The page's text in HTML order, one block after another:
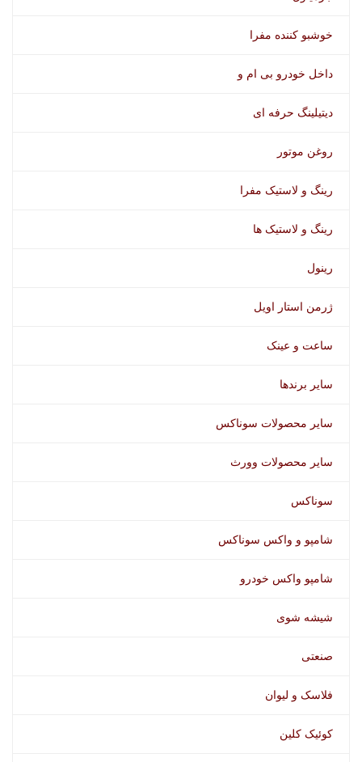
خوشبو کننده مفرا
داخل خودرو بی ام و
دیتیلینگ حرفه ای
روغن موتور
رینگ و لاستیک مفرا
رینگ و لاستیک ها
رینول
ژرمن استار اویل
ساعت و عینک
سایر برندها
سایر محصولات سوناکس
سایر محصولات وورث
سوناکس
شامپو و واکس سوناکس
شامپو واکس خودرو
شیشه شوی
صنعتی
فلاسک و لیوان
کوئیک کلین